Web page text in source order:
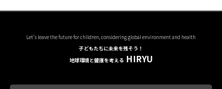
Let's leave the future for children, considering global environment and health
子どもたちに未来を残そう！
地球環境と健康を考える HIRYU